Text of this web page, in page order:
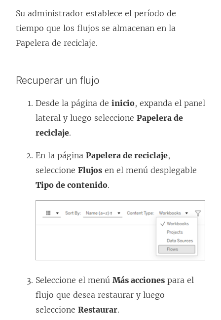
u
n
n
t
a
n
n
u
e
v
a
Su administrador establece el período de
tiempo que los flujos se almacenan en la
Papelera de reciclaje.
Recuperar un flujo
Desde la página de inicio, expanda el panel
lateral y luego seleccione Papelera de
reciclaje.
En la página Papelera de reciclaje,
seleccione Flujos en el menú desplegable
Tipo de contenido.
Seleccione el menú Más acciones para el
flujo que desea restaurar y luego
seleccione Restaurar.